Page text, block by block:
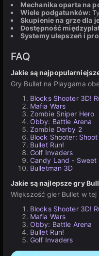
Mechanika oparta na
Wiele podgatunków:
Skupienie na grze dla
Dostępność
Systemy ulepszeń i
FAQ
Jakie są
Gry Bullet na Playgama
Blocks Shooter 3D!
Mafia Wars
Zombie Sniper Hero
Obby: Battle Arena
Zombie Derby 2
Block Shooter:
Bullet Run!
Golf Invaders
Candy Land - Sweet
Bulletman 3D
Jakie są najlepsze gry
Większość gier Bullet w
Blocks Shooter 3D!
Mafia Wars
Obby: Battle Arena
Bullet Run!
Golf Invaders